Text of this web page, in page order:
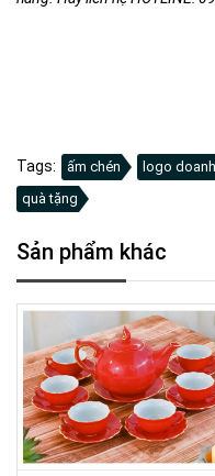
Tags: ấm chén logo
quà tặng
Sản phẩm khác